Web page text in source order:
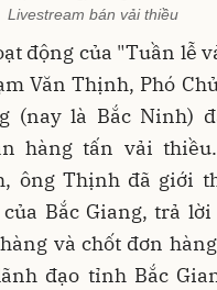
Livestream bán vải thiều
động của "Tuần lễ
Văn Thịnh, Phó
(nay là Bắc Ninh)
hàng tấn vải
ông Thịnh đã giới
Bắc Giang, trả
và chốt đơn
đạo tỉnh Bắc